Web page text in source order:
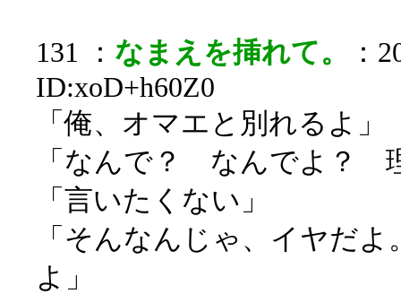
131 ： なまえを挿れて。
：
ID:xoD+h60Z0
「俺、オマエと別れるよ」
「なんで？ なんでよ？
「言いたくない」
「そんなんじゃ、イヤだ
よ」